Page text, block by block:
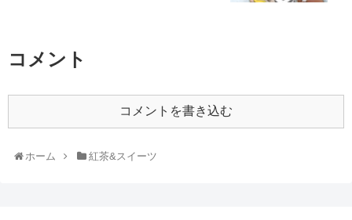
コメント
コメントを書き込む
ホーム 紅茶&スイーツ